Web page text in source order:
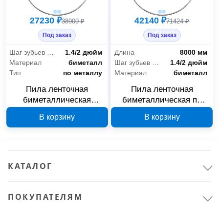
27230 ₽38900 ₽
Под заказ
Шаг зубьев переменный
1.4/2 дюйм
Материал
биметалл
Тип
по металлу
Пила ленточная
биметаллическая
5150х54х1.6 мм 6120
В корзину
42140 ₽71424 ₽
Под заказ
Длина
8000 мм
1.4/2 дюйм
Материал
биметалл
Пила ленточная
биметаллическая по
М51 6180, 8000х54х1.6
мм
В корзину
КАТАЛОГ
ПОКУПАТЕЛЯМ